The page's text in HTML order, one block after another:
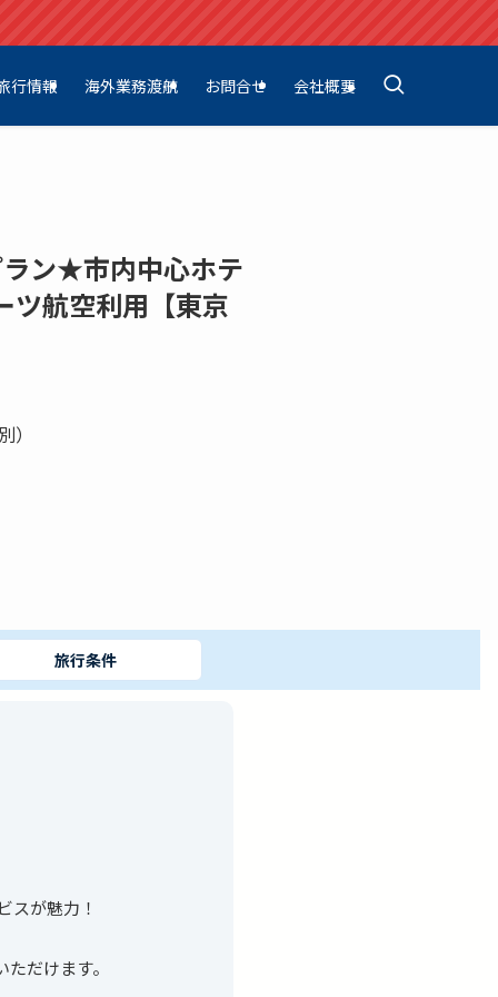
行情報 海外業務渡航 お問合せ 会社概要
ン★市内中心ホテ
ツ航空利用【東京
旅行条件
スが魅力！
だけます。